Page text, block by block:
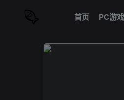
首页 PC游戏